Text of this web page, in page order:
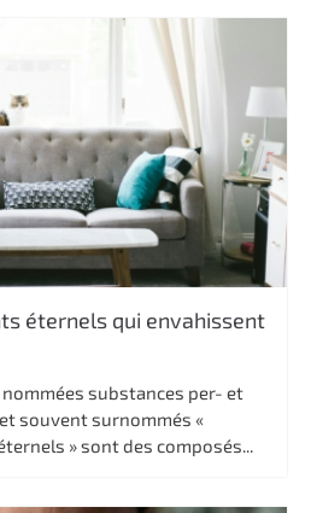
éternels qui envahissent
nommées substances per- et
souvent surnommés «
» sont des composés...